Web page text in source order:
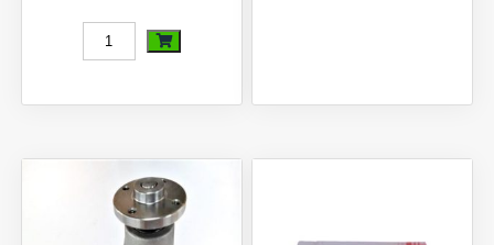
quantité
Pompe
Yanmar